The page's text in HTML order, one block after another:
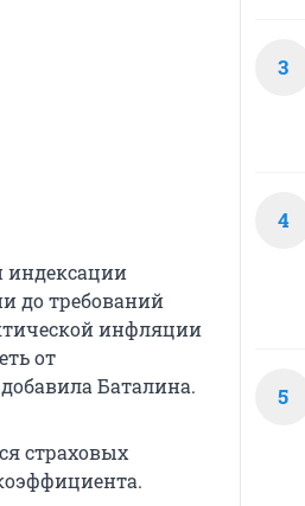
до требований
инфляции
от
Баталина.
страховых
3
4
5